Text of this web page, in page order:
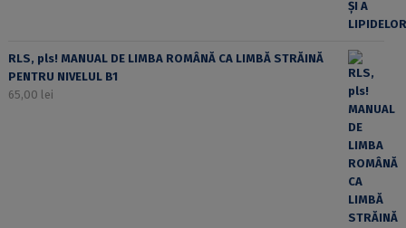
RLS, pls! MANUAL DE LIMBA ROMÂNĂ CA LIMBĂ STRĂINĂ
PENTRU NIVELUL B1
65,00 lei